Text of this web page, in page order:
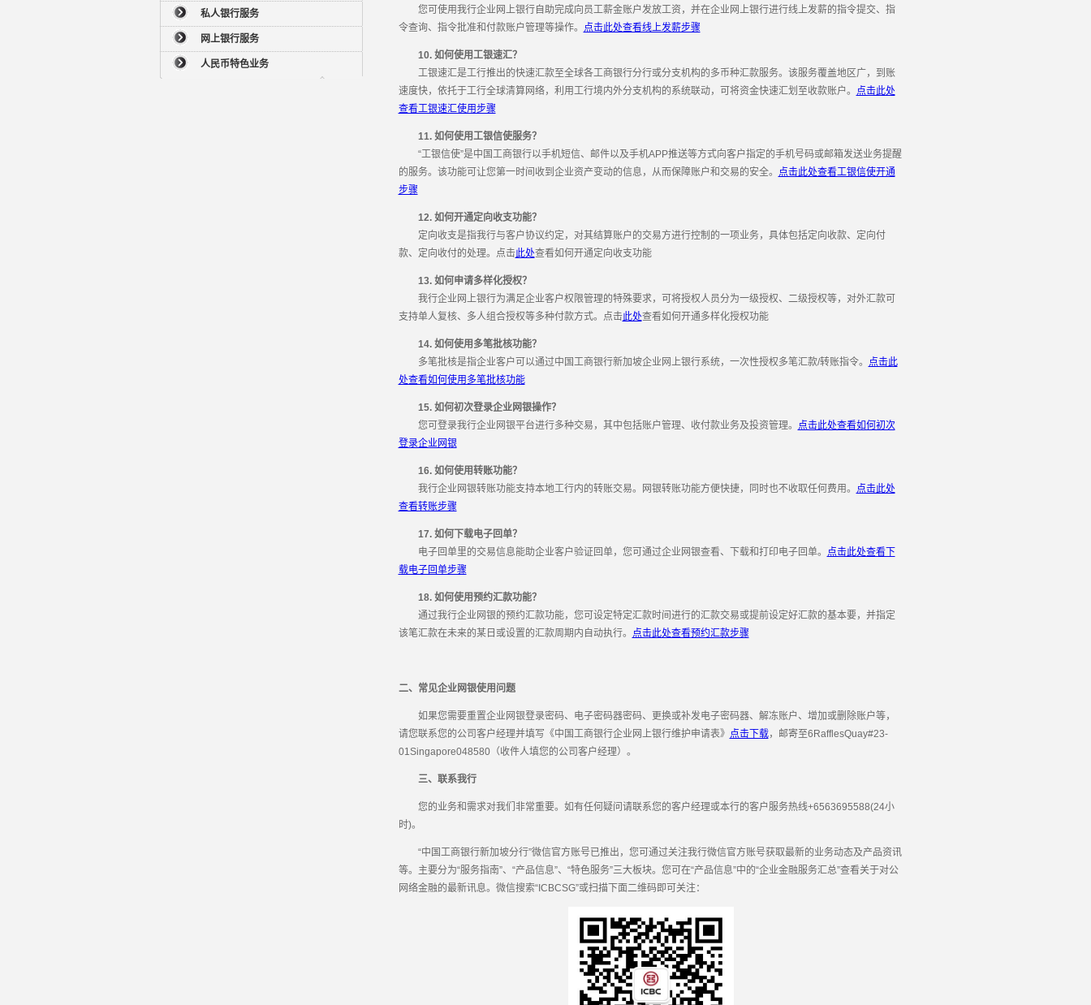
私人银行服务
网上银行服务
人民币特色业务
您可使用我行企业网上银行自助完成向员工薪金账户发放工资，并在企业网上银行进行线上发薪的指令提交、指
令查询、指令批准和付款账户管理等操作。
点击此处查看线上发薪步骤
10. 如何使用工银速汇？
工银速汇是工行推出的快速汇款至全球各工商银行分行或分支机构的多币种汇款服务。该服务覆盖地区广，到账
速度快，依托于工行全球清算网络，利用工行境内外分支机构的系统联动，可将资金快速汇划至收款账户。
点击此处
查看工银速汇使用步骤
11. 如何使用工银信使服务？
“工银信使”是中国工商银行以手机短信、邮件以及手机APP推送等方式向客户指定的手机号码或邮箱发送业务提醒
的服务。该功能可让您第一时间收到企业资产变动的信息，从而保障账户和交易的安全。
点击此处查看工银信使开通
步骤
12. 如何开通定向收支功能？
定向收支是指我行与客户协议约定，对其结算账户的交易方进行控制的一项业务，具体包括定向收款、定向付
款、定向收付的处理。点击此处查看如何开通定向收支功能
13. 如何申请多样化授权？
我行企业网上银行为满足企业客户权限管理的特殊要求，可将授权人员分为一级授权、二级授权等，对外汇款可
支持单人复核、多人组合授权等多种付款方式。点击此处查看如何开通多样化授权功能
14. 如何使用多笔批核功能？
多笔批核是指企业客户可以通过中国工商银行新加坡企业网上银行系统，一次性授权多笔汇款/转账指令。
点击此
处查看如何使用多笔批核功能
15. 如何初次登录企业网银操作？
您可登录我行企业网银平台进行多种交易，其中包括账户管理、收付款业务及投资管理。
点击此处查看如何初次
登录企业网银
16. 如何使用转账功能？
我行企业网银转账功能支持本地工行内的转账交易。网银转账功能方便快捷，同时也不收取任何费用。
点击此处
查看转账步骤
17. 如何下载电子回单？
电子回单里的交易信息能助企业客户验证回单，您可通过企业网银查看、下载和打印电子回单。
点击此处查看下
载电子回单步骤
18. 如何使用预约汇款功能？
通过我行企业网银的预约汇款功能，您可设定特定汇款时间进行的汇款交易或提前设定好汇款的基本要，并指定
该笔汇款在未来的某日或设置的汇款周期内自动执行。
点击此处查看预约汇款步骤
二、常见企业网银使用问题
如果您需要重置企业网银登录密码、电子密码器密码、更换或补发电子密码器、解冻账户、增加或删除账户等，
请您联系您的公司客户经理并填写《中国工商银行企业网上银行维护申请表》 点击下载，邮寄至6RafflesQuay#23-
01Singapore048580（收件人填您的公司客户经理）。
三、联系我行
您的业务和需求对我们非常重要。如有任何疑问请联系您的客户经理或本行的客户服务热线+6563695588(24小
时)。
“中国工商银行新加坡分行”微信官方账号已推出，您可通过关注我行微信官方账号获取最新的业务动态及产品资讯
等。主要分为“服务指南”、“产品信息”、“特色服务”三大板块。您可在“产品信息”中的“企业金融服务汇总”查看关于对公
网络金融的最新讯息。微信搜索“ICBCSG”或扫描下面二维码即可关注：